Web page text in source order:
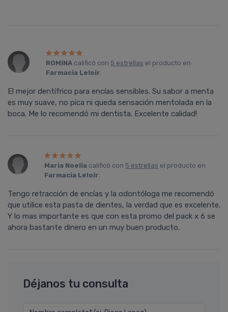
ROMINA calificó con 5 estrellas el producto en
Farmacia Leloir.
El mejor dentífrico para encías sensibles. Su sabor a menta
es muy suave, no pica ni queda sensación mentolada en la
boca. Me lo recomendó mi dentista. Excelente calidad!
Maria Noelia calificó con 5 estrellas el producto en
Farmacia Leloir.
Tengo retracción de encías y la odontóloga me recomendó
que utilice esta pasta de dientes, la verdad que es excelente.
Y lo mas importante es que con esta promo del pack x 6 se
ahora bastante dinero en un muy buen producto.
Déjanos tu consulta